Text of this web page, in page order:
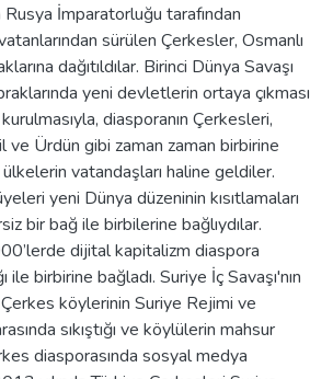
Rusya İmparatorluğu tarafından
sürülen Çerkesler, Osmanlı
dağıtıldılar. Birinci Dünya Savaşı
yeni devletlerin ortaya çıkması
diasporanın Çerkesleri,
ve Ürdün gibi zaman zaman birbirine
vatandaşları haline geldiler.
yeni Dünya düzeninin kısıtlamaları
bir bağ ile birbilerine bağlıydılar.
dijital kapitalizm diaspora
birbirine bağladı. Suriye İç Savaşı'nın
Çerkes köylerinin Suriye Rejimi ve
sıkıştığı ve köylülerin mahsur
diasporasında sosyal medya